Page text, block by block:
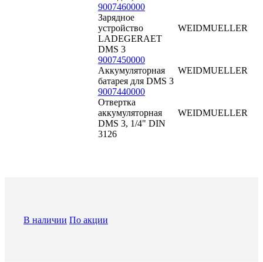
9007460000
Зарядное
устройство
LADEGERAET
DMS 3
WEIDMUELLER
9007450000
Аккумуляторная
батарея для DMS 3
WEIDMUELLER
9007440000
Отвертка
аккумуляторная
DMS 3, 1/4" DIN
3126
WEIDMUELLER
В наличии По акции